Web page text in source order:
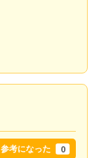
参考になった 0